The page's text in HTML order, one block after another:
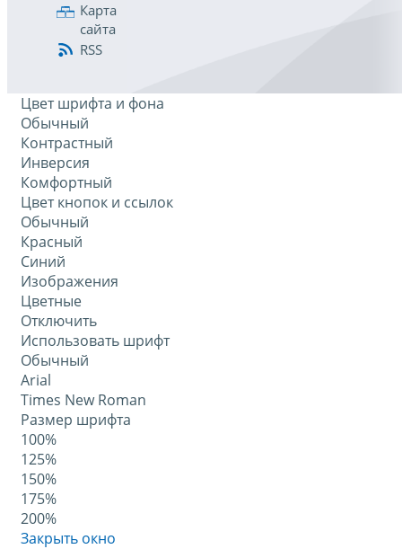
Карта
сайта
RSS
Цвет шрифта и фона
Обычный
Контрастный
Инверсия
Комфортный
Цвет кнопок и ссылок
Обычный
Красный
Синий
Изображения
Цветные
Отключить
Использовать шрифт
Обычный
Arial
Times New Roman
Размер шрифта
100%
125%
150%
175%
200%
Закрыть окно